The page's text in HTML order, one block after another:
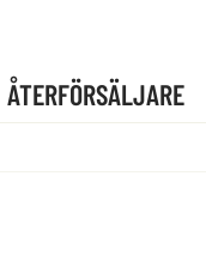
ÅTERFÖRSÄLJARE